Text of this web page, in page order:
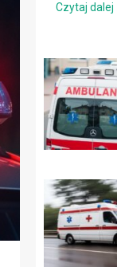
Czytaj dalej